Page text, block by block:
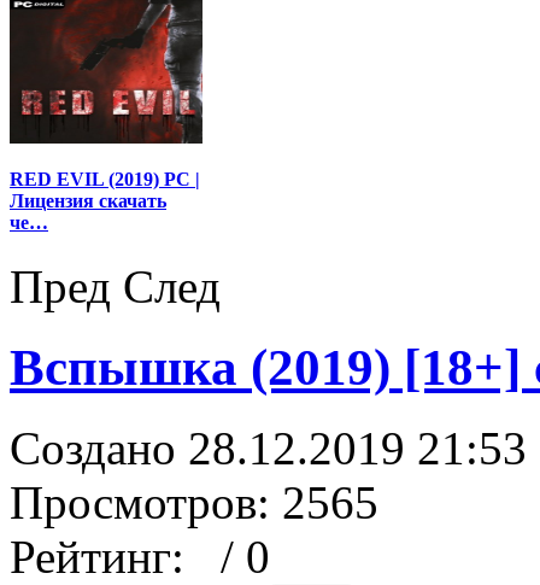
RED EVIL (2019) PC |
Лицензия скачать
че…
Пред След
Вспышка (2019) [18+]
Создано 28.12.2019 21:53
Просмотров: 2565
Рейтинг:
/ 0